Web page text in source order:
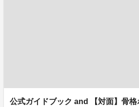
公式ガイドブック and 【対面】骨